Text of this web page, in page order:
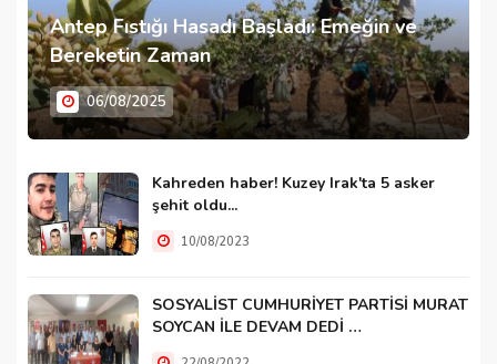
Antep Fıstığı Hasadı Başladı: Emeğin ve
Bereketin Zaman
06/08/2025
Kahreden haber! Kuzey Irak'ta 5 asker
şehit oldu...
10/08/2023
SOSYALİST CUMHURİYET PARTİSİ MURAT
SOYCAN İLE DEVAM DEDİ …